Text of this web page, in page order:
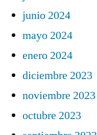
junio 2024
mayo 2024
enero 2024
diciembre 2023
noviembre 2023
octubre 2023